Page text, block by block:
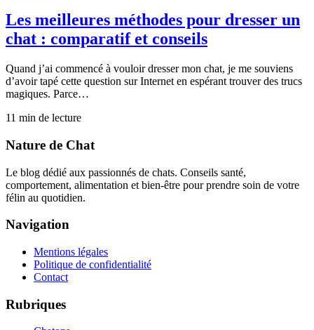
Les meilleures méthodes pour dresser un
chat : comparatif et conseils
Quand j’ai commencé à vouloir dresser mon chat, je me souviens
d’avoir tapé cette question sur Internet en espérant trouver des trucs
magiques. Parce…
11 min de lecture
Nature de Chat
Le blog dédié aux passionnés de chats. Conseils santé,
comportement, alimentation et bien-être pour prendre soin de votre
félin au quotidien.
Navigation
Mentions légales
Politique de confidentialité
Contact
Rubriques